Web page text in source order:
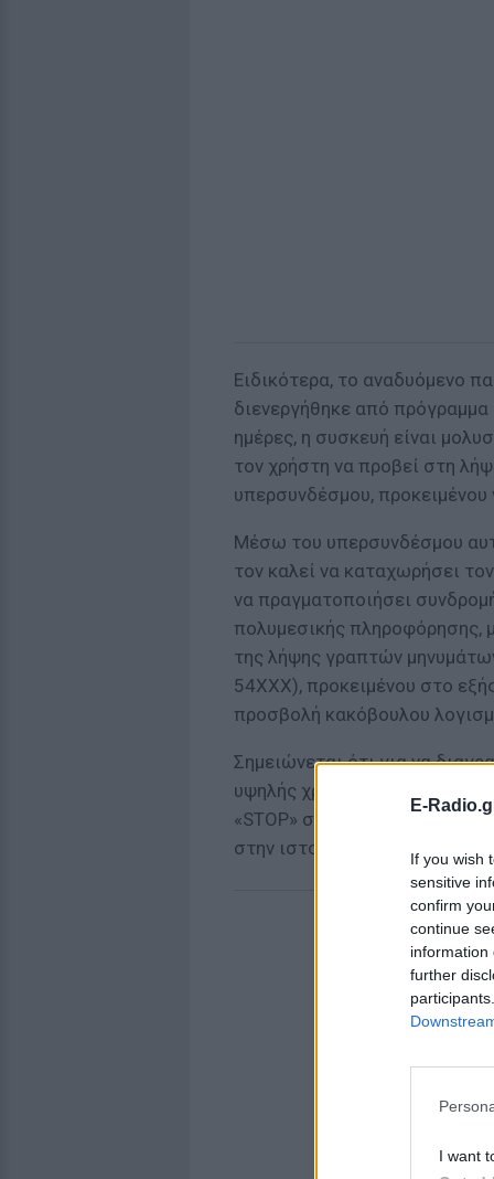
E-
If you wish
sensitive
confirm
continue
information
further
I want
Ειδικότερα, το αναδυόμενο
διενεργήθηκε από πρόγραμμα
ημέρες, η συσκευή είναι
τον χρήστη να προβεί στη
υπερσυνδέσμου,
Μέσω του υπερσυνδέσμου
τον καλεί να καταχωρήσει
να πραγματοποιήσει
πολυμεσικής πληροφόρησης,
της λήψης γραπτών
54ΧΧΧ), προκειμένου στο
προσβολή κακόβουλου
Σημειώνεται ότι για να
υψηλής χρέωσης, θα πρέπει να
«STOP» σε συγκεκριμένο
στην ιστοσελίδα της